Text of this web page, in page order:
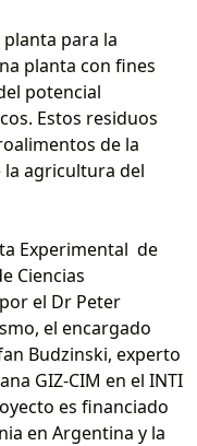
para la
planta con fines
potencial
Estos residuos
de la
la agricultura del
Experimental de
Ciencias
el Dr Peter
el encargado
Budzinski, experto
GIZ-CIM en el INTI
es financiado
en Argentina y la